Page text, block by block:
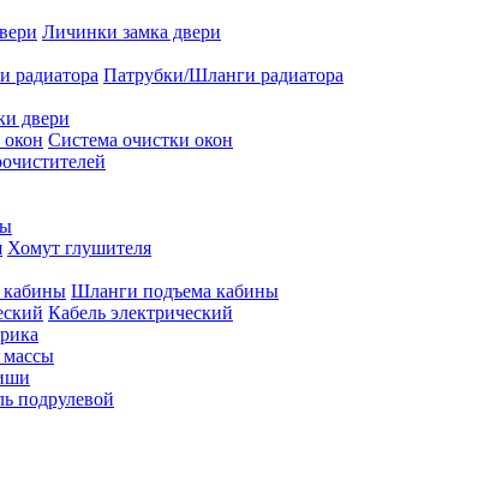
Личинки замка двери
Патрубки/Шланги радиатора
двери
Система очистки окон
Хомут глушителя
Шланги подъема кабины
Кабель электрический
подрулевой